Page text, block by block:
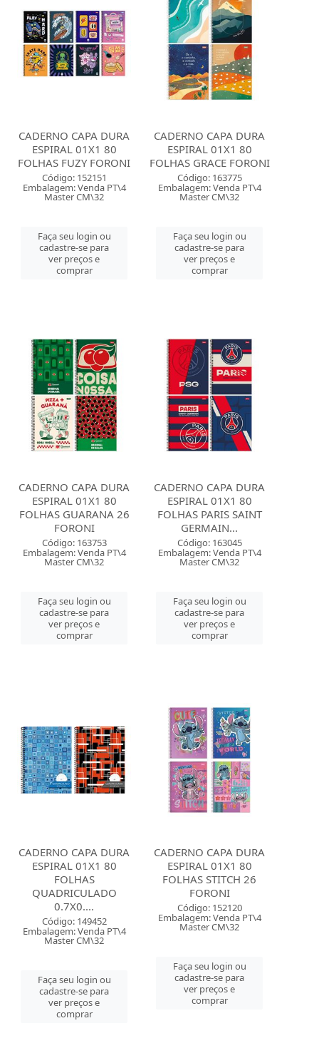
CADERNO CAPA DURA
ESPIRAL 01X1 80
FOLHAS FUZY FORONI
Código: 152151
Embalagem: Venda PT\4
Master CM\32
Faça seu login ou
cadastre-se para
ver preços e
comprar
CADERNO CAPA DURA
ESPIRAL 01X1 80
FOLHAS GRACE FORONI
Código: 163775
Embalagem: Venda PT\4
Master CM\32
Faça seu login ou
cadastre-se para
ver preços e
comprar
CADERNO CAPA DURA
ESPIRAL 01X1 80
FOLHAS GUARANA 26
FORONI
Código: 163753
Embalagem: Venda PT\4
Master CM\32
Faça seu login ou
cadastre-se para
ver preços e
comprar
CADERNO CAPA DURA
ESPIRAL 01X1 80
FOLHAS PARIS SAINT
GERMAIN...
Código: 163045
Embalagem: Venda PT\4
Master CM\32
Faça seu login ou
cadastre-se para
ver preços e
comprar
CADERNO CAPA DURA
ESPIRAL 01X1 80
FOLHAS
QUADRICULADO
0.7X0....
Código: 149452
Embalagem: Venda PT\4
Master CM\32
Faça seu login ou
cadastre-se para
ver preços e
comprar
CADERNO CAPA DURA
ESPIRAL 01X1 80
FOLHAS STITCH 26
FORONI
Código: 152120
Embalagem: Venda PT\4
Master CM\32
Faça seu login ou
cadastre-se para
ver preços e
comprar